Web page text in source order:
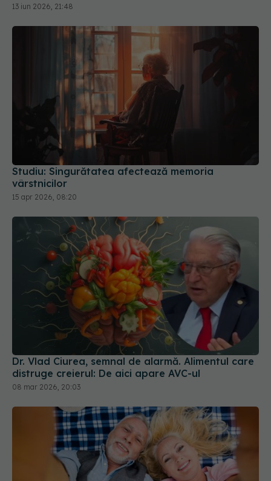
13 iun 2026, 21:48
Studiu: Singurătatea afectează memoria
vârstnicilor
15 apr 2026, 08:20
Dr. Vlad Ciurea, semnal de alarmă. Alimentul care
distruge creierul: De aici apare AVC-ul
08 mar 2026, 20:03